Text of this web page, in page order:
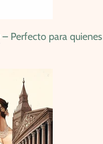
– Perfecto para